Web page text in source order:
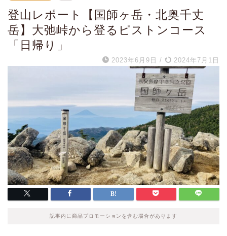
登山レポート【国師ヶ岳・北奥千丈
岳】大弛峠から登るピストンコース
「日帰り」
2023年6月9日 / 2024年7月1日
記事内に商品プロモーションを含む場合があります